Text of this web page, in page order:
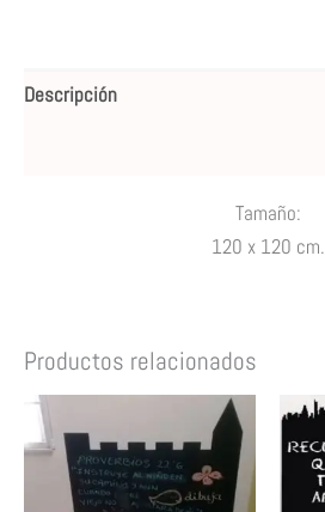
Descripción
Tamaño:
120 x 120 cm.
Productos relacionados